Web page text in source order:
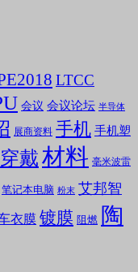
LTCC
会议 会议论坛 半导体
展商资料 手机 手机塑
戴材料 毫米波雷
笔记本电脑 粉末 艾邦智
衣膜 镀膜 阻燃 陶